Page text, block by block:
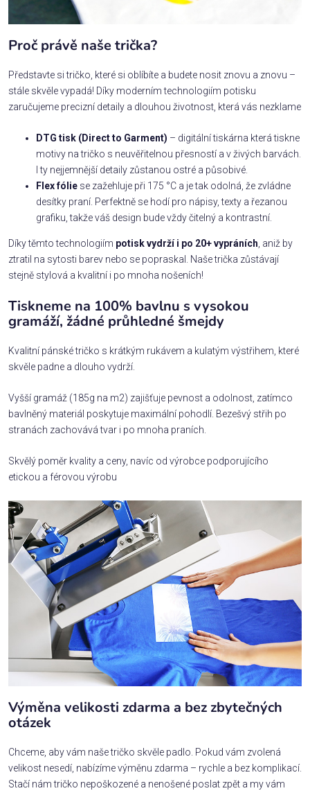
Proč právě naše trička?
Představte si tričko, které si oblíbíte a budete nosit znovu a znovu –
stále skvěle vypadá! Díky moderním technologiím potisku
zaručujeme precizní detaily a dlouhou životnost, která vás nezklame
DTG tisk (Direct to Garment) – digitální tiskárna která tiskne
motivy na tričko s neuvěřitelnou přesností a v živých barvách.
I ty nejjemnější detaily zůstanou ostré a působivé.
Flex fólie se zažehluje při 175 °C a je tak odolná, že zvládne
desítky praní. Perfektně se hodí pro nápisy, texty a řezanou
grafiku, takže váš design bude vždy čitelný a kontrastní.
Díky těmto technologiím potisk vydrží i po 20+ vypráních, aniž by
ztratil na sytosti barev nebo se popraskal. Naše trička zůstávají
stejně stylová a kvalitní i po mnoha nošeních!
Tiskneme na 100% bavlnu s vysokou
gramáží, žádné průhledné šmejdy
Kvalitní pánské tričko s krátkým rukávem a kulatým výstřihem, které
skvěle padne a dlouho vydrží.
Vyšší gramáž (185g na m2) zajišťuje pevnost a odolnost, zatímco
bavlněný materiál poskytuje maximální pohodlí. Bezešvý střih po
stranách zachovává tvar i po mnoha praních.
Skvělý poměr kvality a ceny, navíc od výrobce podporujícího
etickou a férovou výrobu
Výměna velikosti zdarma a bez zbytečných
otázek
Chceme, aby vám naše tričko skvěle padlo. Pokud vám zvolená
velikost nesedí, nabízíme výměnu zdarma – rychle a bez komplikací.
Stačí nám tričko nepoškozené a nenošené poslat zpět a my vám